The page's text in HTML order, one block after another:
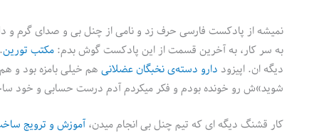
به سر کار، به آخرین قسمت از این پادکست گوش بدم:مکتب تورین
دیگه ان. اپیزود دارو دسته‌ی نخبگان عضلانیهم خیلی بامزه بود و
شوید»ش رو خونده بودم و فکر میکردم آدم درست حسابی و خود
کار قشنگ دیگه ای که تیم چنل بی انجام میدن،آموزش و ترویج